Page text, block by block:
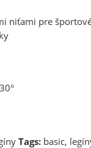
niťami pre
Tags: basic,